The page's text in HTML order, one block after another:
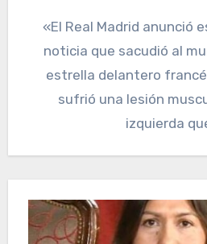
«El Real Madrid anunció este miércoles una
noticia que sacudió al
estrella delantero
sufrió una lesión
izquierda